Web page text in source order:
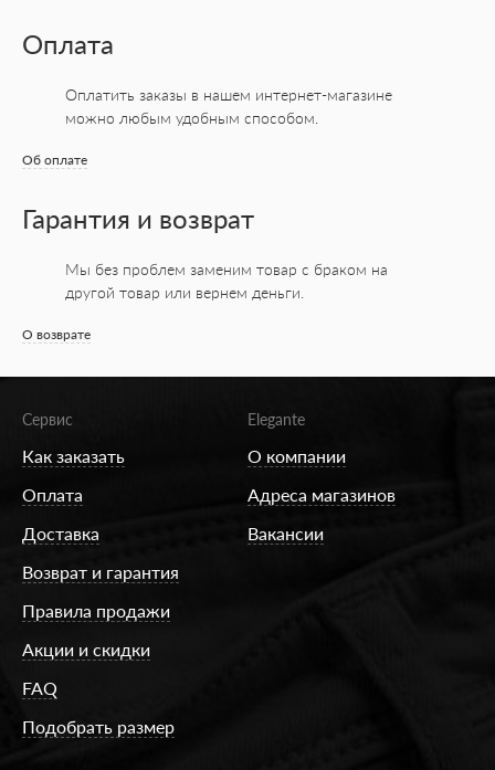
Оплата
Оплатить заказы в нашем интернет-магазине
можно любым удобным способом.
Об оплате
Гарантия и возврат
Мы без проблем заменим товар с браком на
другой товар или вернем деньги.
О возврате
Сервис
Как заказать
Оплата
Доставка
Возврат и гарантия
Правила продажи
Акции и скидки
FAQ
Подобрать размер
Elegante
О компании
Адреса магазинов
Вакансии